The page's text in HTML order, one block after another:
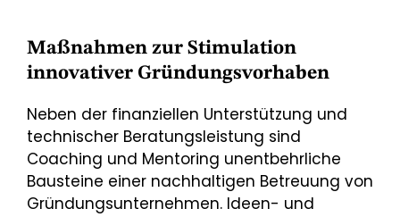
Maßnahmen zur Stimulation
innovativer Gründungsvorhaben
Neben der finanziellen Unterstützung und
technischer Beratungsleistung sind
Coaching und Mentoring unentbehrliche
Bausteine einer nachhaltigen Betreuung von
Gründungsunternehmen. Ideen- und